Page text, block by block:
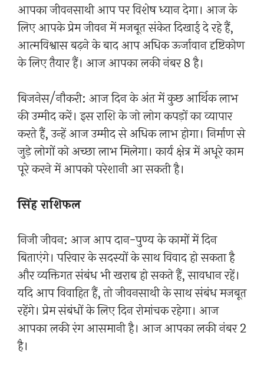
आपका जीवनसाथी आप पर विशेष ध्यान देगा। आज के
लिए आपके प्रेम जीवन में मजबूत संकेत दिखाई दे रहे हैं,
आत्मविश्वास बढ़ने के बाद आप अधिक ऊर्जावान दृष्टिकोण
के लिए तैयार हैं। आज आपका लकी नंबर 8 है।
बिजनेस/नौकरी: आज दिन के अंत में कुछ आर्थिक लाभ
की उम्मीद करें। इस राशि के जो लोग कपड़ों का व्यापार
करते हैं, उन्हें आज उम्मीद से अधिक लाभ होगा। निर्माण से
जुड़े लोगों को अच्छा लाभ मिलेगा। कार्य क्षेत्र में अधूरे काम
पूरे करने में आपको परेशानी आ सकती है।
सिंह राशिफल
निजी जीवन: आज आप दान-पुण्य के कामों में दिन
बिताएंगे। परिवार के सदस्यों के साथ विवाद हो सकता है
और व्यक्तिगत संबंध भी खराब हो सकते हैं, सावधान रहें।
यदि आप विवाहित हैं, तो जीवनसाथी के साथ संबंध मजबूत
रहेंगे। प्रेम संबंधों के लिए दिन रोमांचक रहेगा। आज
आपका लकी रंग आसमानी है। आज आपका लकी नंबर 2
है।